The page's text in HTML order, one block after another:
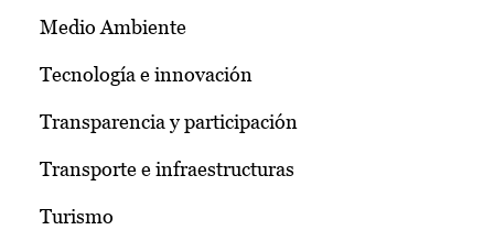
Medio Ambiente
Tecnología e innovación
Transparencia y participación
Transporte e infraestructuras
Turismo